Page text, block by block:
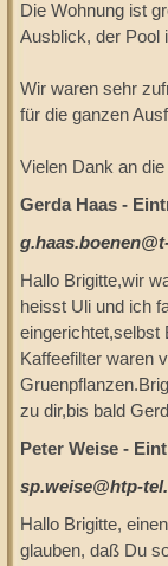
Die Wohnung ist
Ausblick, der Pool
Wir waren sehr
für die ganzen
Vielen Dank an
Gerda Haas -
Hallo Brigitte,wir
heisst Uli und ich
eingerichtet,selbst
Kaffeefilter waren
zu dir,bis bald
Peter Weise -
sp.weise@htp-
Hallo Brigitte,
glauben, daß Du